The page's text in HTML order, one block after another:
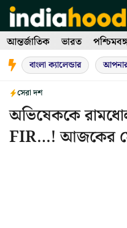
Skip
to
content
আন্তর্জাতিক ভারত
বাংলা ক্যালেন্ডার
সেরা দশ
অভিষেককে
FIR…! আজকের